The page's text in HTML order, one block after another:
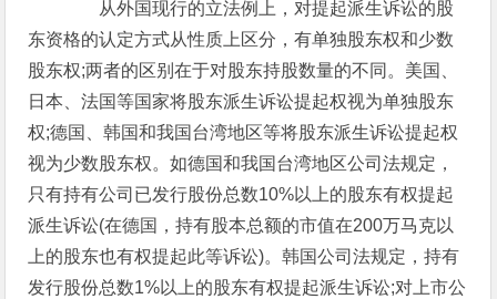
从外国现行的立法例上，对提起派生诉讼的股
东资格的认定方式从性质上区分，有单独股东权和少数
股东权;两者的区别在于对股东持股数量的不同。美国、
日本、法国等国家将股东派生诉讼提起权视为单独股东
权;德国、韩国和我国台湾地区等将股东派生诉讼提起权
视为少数股东权。如德国和我国台湾地区公司法规定，
只有持有公司已发行股份总数10%以上的股东有权提起
派生诉讼(在德国，持有股本总额的市值在200万马克以
上的股东也有权提起此等诉讼)。韩国公司法规定，持有
发行股份总数1%以上的股东有权提起派生诉讼;对上市公